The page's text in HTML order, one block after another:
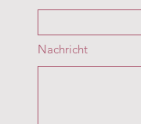
Nachricht